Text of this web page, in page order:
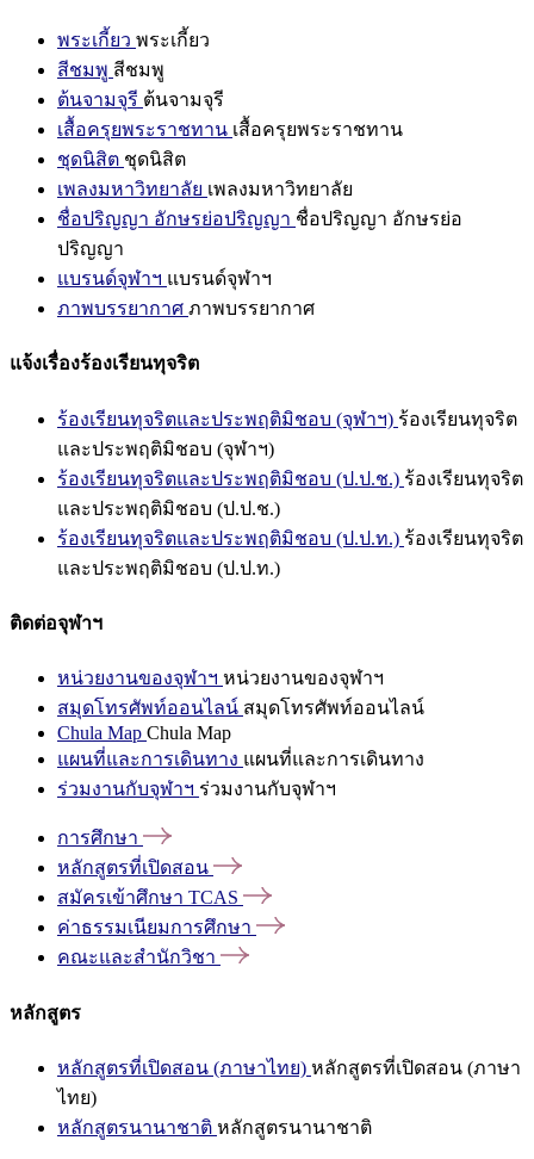
พระเกี้ยว พระเกี้ยว
สีชมพู สีชมพู
ต้นจามจุรี ต้นจามจุรี
เสื้อครุยพระราชทาน เสื้อครุยพระราชทาน
ชุดนิสิต ชุดนิสิต
เพลงมหาวิทยาลัย เพลงมหาวิทยาลัย
ชื่อปริญญา อักษรย่อปริญญา ชื่อปริญญา อักษรย่อ
ปริญญา
แบรนด์จุฬาฯ แบรนด์จุฬาฯ
ภาพบรรยากาศ ภาพบรรยากาศ
แจ้งเรื่องร้องเรียนทุจริต
ร้องเรียนทุจริตและประพฤติมิชอบ (จุฬาฯ) ร้องเรียนทุจริต
และประพฤติมิชอบ (จุฬาฯ)
ร้องเรียนทุจริตและประพฤติมิชอบ (ป.ป.ช.) ร้องเรียนทุจริต
และประพฤติมิชอบ (ป.ป.ช.)
ร้องเรียนทุจริตและประพฤติมิชอบ (ป.ป.ท.) ร้องเรียนทุจริต
และประพฤติมิชอบ (ป.ป.ท.)
ติดต่อจุฬาฯ
หน่วยงานของจุฬาฯ หน่วยงานของจุฬาฯ
สมุดโทรศัพท์ออนไลน์ สมุดโทรศัพท์ออนไลน์
Chula Map Chula Map
แผนที่และการเดินทาง แผนที่และการเดินทาง
ร่วมงานกับจุฬาฯ ร่วมงานกับจุฬาฯ
การศึกษา
หลักสูตรที่เปิดสอน
สมัครเข้าศึกษา TCAS
ค่าธรรมเนียมการศึกษา
คณะและสำนักวิชา
หลักสูตร
หลักสูตรที่เปิดสอน (ภาษาไทย) หลักสูตรที่เปิดสอน (ภาษา
ไทย)
หลักสูตรนานาชาติ หลักสูตรนานาชาติ